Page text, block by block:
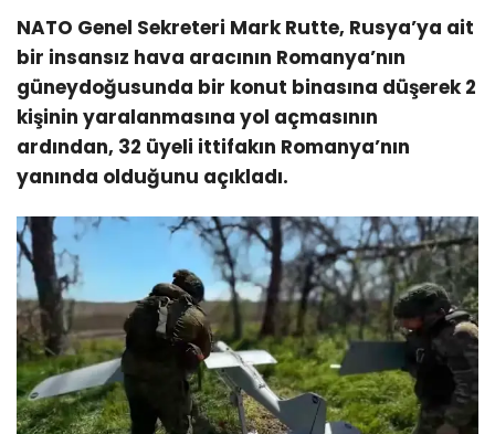
NATO Genel Sekreteri Mark Rutte, Rusya’ya ait
bir insansız hava aracının Romanya’nın
güneydoğusunda bir konut binasına düşerek 2
kişinin yaralanmasına yol açmasının
ardından, 32 üyeli ittifakın Romanya’nın
yanında olduğunu açıkladı.